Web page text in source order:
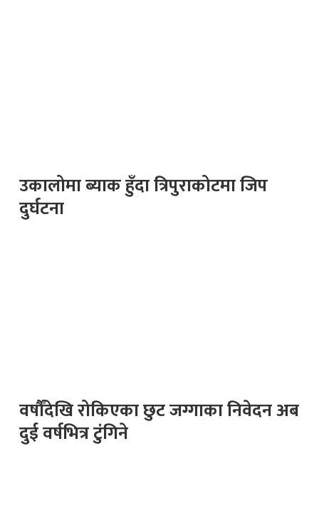
उकालोमा ब्याक हुँदा त्रिपुराकोटमा जिप
दुर्घटना
वर्षौँदेखि रोकिएका छुट जग्गाका निवेदन अब
दुई वर्षभित्र टुंगिने